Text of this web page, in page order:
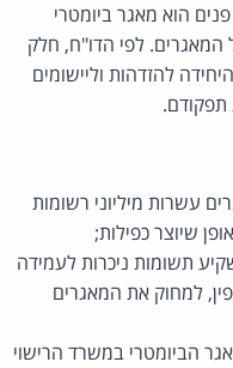
הוא מאגר ביומטרי
המאגרים. לפי הדו"ח, חלק
להזדהות וליישומים
תפקודם.
עשרות מיליוני רשומות
שיוצר כפילות;
תשומות ניכרות לעמידה
למחוק את המאגרים
הביומטרי במשרד הרישוי